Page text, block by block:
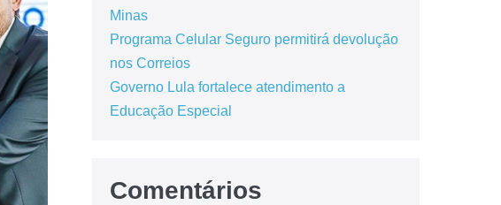
Minas
Programa Celular Seguro permitirá devolução
nos Correios
Governo Lula fortalece atendimento a
Educação Especial
Comentários